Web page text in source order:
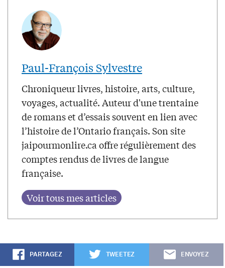
Paul-François Sylvestre
Chroniqueur livres, histoire, arts, culture,
voyages, actualité. Auteur d'une trentaine
de romans et d’essais souvent en lien avec
l’histoire de l’Ontario français. Son site
jaipourmonlire.ca offre régulièrement des
comptes rendus de livres de langue
française.
PARTAGEZ TWEETEZ ENVOYEZ